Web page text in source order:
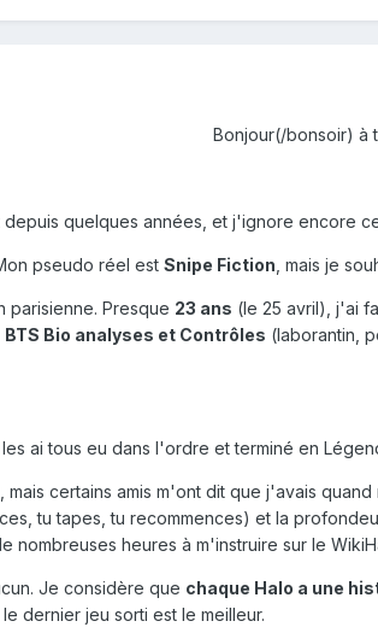
Bonjour(/bonsoir) à
quelques années, et j'ignore encore
pseudo réel est Snipe Fiction , mais je
parisienne. Presque 23 ans (le 25 avril), j'ai
BTS Bio analyses et Contrôles (laborantin,
ai tous eu dans l'ordre et terminé en
, mais certains amis m'ont dit que j'avais
tu tapes, tu recommences) et la
nombreuses heures à m'instruire sur le
Je considère que chaque Halo a une
dernier jeu sorti est le meilleur.